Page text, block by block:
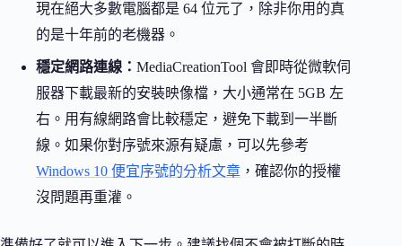
現在絕大多數電腦都是 64 位元了，除非你用的真
的是十年前的老機器。
穩定網路連線： MediaCreationTool 會即時從微軟伺
服器下載最新的安裝映像檔，大小通常在 5GB 左
右。用有線網路會比較穩定，避免下載到一半斷
線。如果你對序號來源有疑慮，可以先參考
Windows 10 便宜序號的分析文章 ，確認你的授權
沒問題再重灌。